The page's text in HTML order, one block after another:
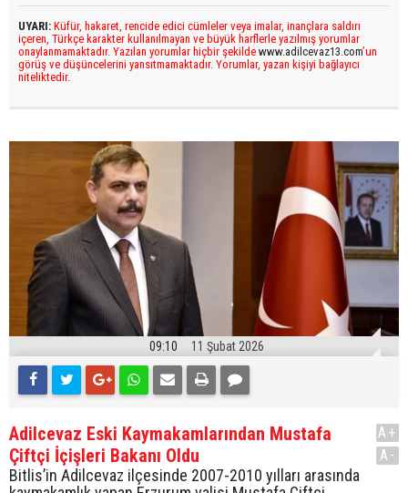
UYARI: Küfür, hakaret, rencide edici cümleler veya imalar, inançlara saldırı
içeren, Türkçe karakter kullanılmayan ve büyük harflerle yazılmış yorumlar
onaylanmamaktadır. Yazılan yorumlar hiçbir şekilde www.adilcevaz13.com’un
görüş ve düşüncelerini yansıtmamaktadır. Yorumlar, yazan kişiyi bağlayıcı
niteliktedir.
09:10 11 Şubat 2026
Adilcevaz Eski Kaymakamlarından Mustafa
Çiftçi İçişleri Bakanı Oldu
Bitlis’in Adilcevaz ilçesinde 2007-2010 yılları arasında
A+
A-